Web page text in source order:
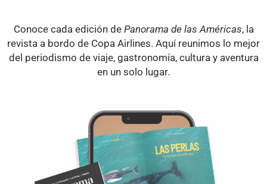
Conoce cada edición de Panorama de las Américas, la
revista a bordo de Copa Airlines. Aquí reunimos lo mejor
del periodismo de viaje, gastronomía, cultura y aventura
en un solo lugar.